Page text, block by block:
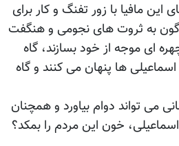
مافیا با زور تفنگ و کار برای
به ثروت های نجومی و هنگفت
ای موجه از خود بسازند، گاه
ها پنهان می کنند و گاه
می تواند دوام بیاورد و همچنان
خون این مردم را بمکد؟